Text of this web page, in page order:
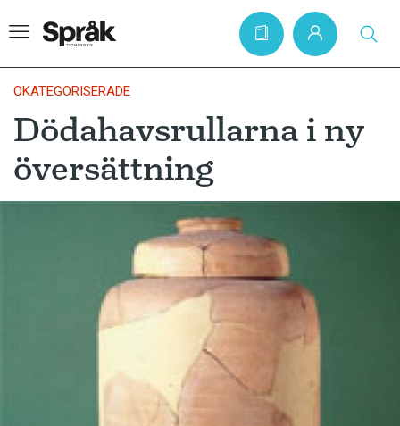
Hem
Artiklar
Bokrecensioner
Anmäl till språkpolisen
OKATEGORISERADE
Dödahavsrullarna i ny
översättning